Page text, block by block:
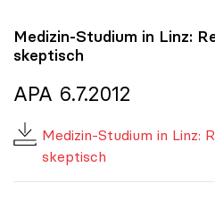
Medizin-Studium in Linz:
skeptisch
APA 6.7.2012
Medizin-Studium in Linz:
skeptisch